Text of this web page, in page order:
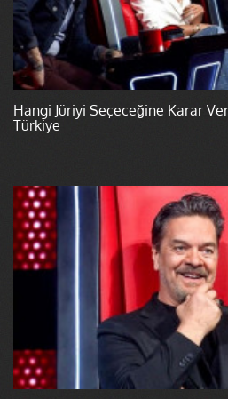
Hangi Jüriyi Seçeceğine Karar
Türkiye